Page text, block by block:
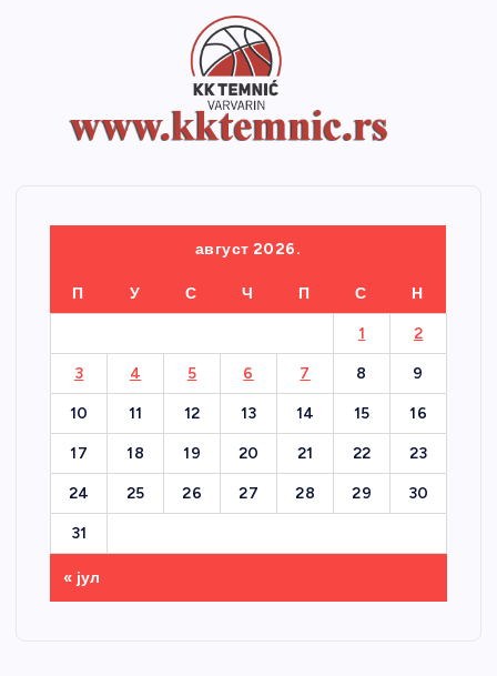
август 2026.
П У С Ч П С Н
1 2
3 4 5 6 7 8 9
10 11 12 13 14 15 16
17 18 19 20 21 22 23
24 25 26 27 28 29 30
31
« јул